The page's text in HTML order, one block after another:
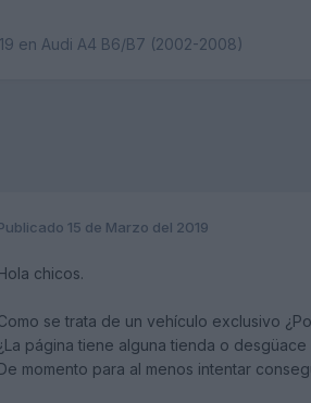
en Audi A4 B6/B7 (2002-2008)
15 de Marzo del 2019
chicos.
se trata de un vehículo exclusivo
página tiene alguna tienda o
momento para al menos intentar